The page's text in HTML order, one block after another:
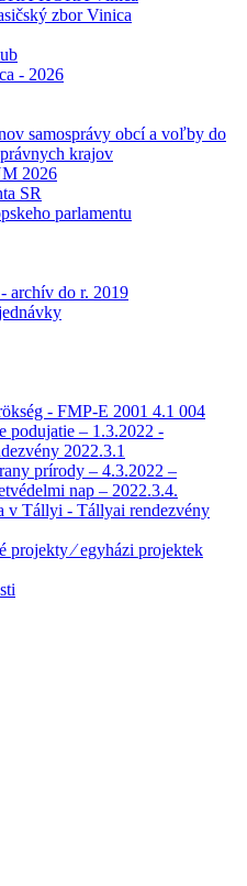
zbor Vinica
- 2026
samosprávy obcí a voľby do
krajov
2026
SR
parlamentu
archív do r. 2019
- FMP-E 2001 4.1 004
podujatie – 1.3.2022 -
2022.3.1
prírody – 4.3.2022 –
nap – 2022.3.4.
v Tállyi - Tállyai rendezvény
projekty ⁄ egyházi projektek